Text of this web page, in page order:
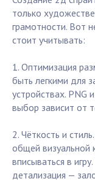
только
грамотности. Вот
стоит учитывать:
1. Оптимизация
быть легкими для
устройствах. PNG
выбор зависит от
2. Чёткость и
общей визуальной
вписываться в
детализация —